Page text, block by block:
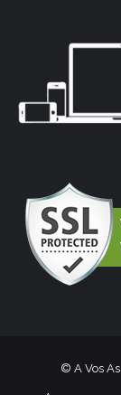
© A Vos